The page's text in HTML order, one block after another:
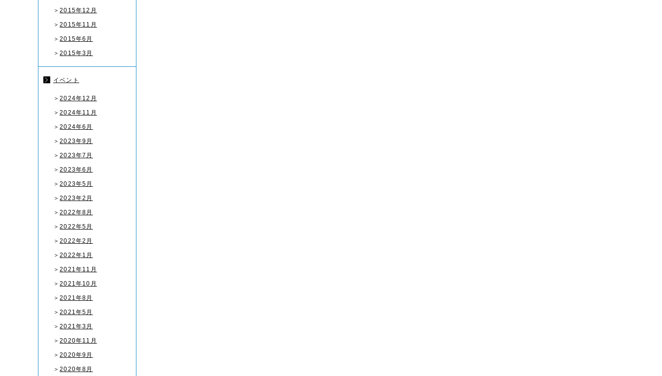
＞2015年12月
＞2015年11月
＞2015年6月
＞2015年3月
イベント
＞2024年12月
＞2024年11月
＞2024年6月
＞2023年9月
＞2023年7月
＞2023年6月
＞2023年5月
＞2023年2月
＞2022年8月
＞2022年5月
＞2022年2月
＞2022年1月
＞2021年11月
＞2021年10月
＞2021年8月
＞2021年5月
＞2021年3月
＞2020年11月
＞2020年9月
＞2020年8月